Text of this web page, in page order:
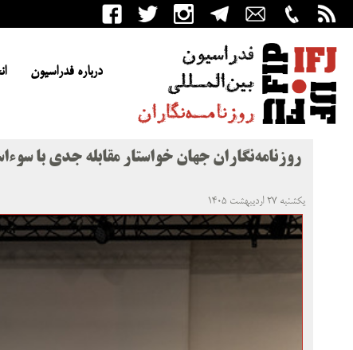
درباره فدراسیون
روزنامه‌نگاران جهان خواستار مقابله جدی با
یکشنبه ۲۷ اردیبهشت ۱۴۰۵